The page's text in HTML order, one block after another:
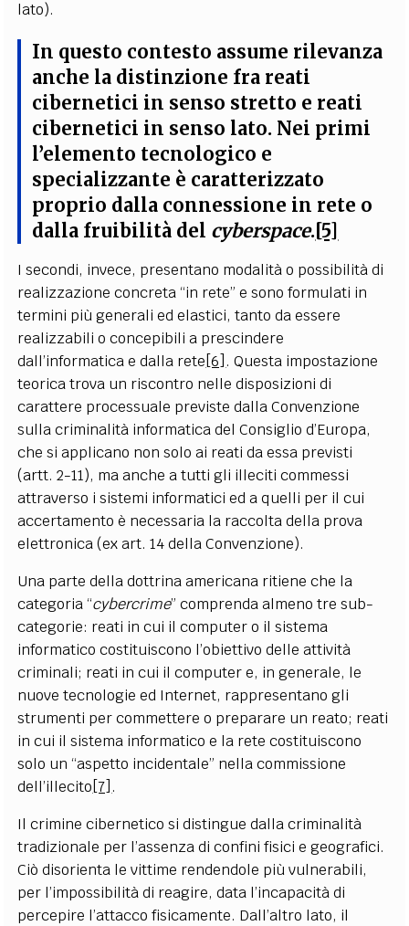
lato).
In questo contesto assume rilevanza
anche la distinzione fra reati
cibernetici in senso stretto e reati
cibernetici in senso lato. Nei primi
l’elemento tecnologico e
specializzante è caratterizzato
proprio dalla connessione in rete o
dalla fruibilità del cyberspace.[5]
I secondi, invece, presentano modalità o possibilità di
realizzazione concreta “in rete” e sono formulati in
termini più generali ed elastici, tanto da essere
realizzabili o concepibili a prescindere
dall’informatica e dalla rete [6] . Questa impostazione
teorica trova un riscontro nelle disposizioni di
carattere processuale previste dalla Convenzione
sulla criminalità informatica del Consiglio d’Europa,
che si applicano non solo ai reati da essa previsti
(artt. 2-11), ma anche a tutti gli illeciti commessi
attraverso i sistemi informatici ed a quelli per il cui
accertamento è necessaria la raccolta della prova
elettronica (ex art. 14 della Convenzione).
Una parte della dottrina americana ritiene che la
categoria “cybercrime” comprenda almeno tre sub-
categorie: reati in cui il computer o il sistema
informatico costituiscono l’obiettivo delle attività
criminali; reati in cui il computer e, in generale, le
nuove tecnologie ed Internet, rappresentano gli
strumenti per commettere o preparare un reato; reati
in cui il sistema informatico e la rete costituiscono
solo un “aspetto incidentale” nella commissione
dell’illecito [7] .
Il crimine cibernetico si distingue dalla criminalità
tradizionale per l’assenza di confini fisici e geografici.
Ciò disorienta le vittime rendendole più vulnerabili,
per l’impossibilità di reagire, data l’incapacità di
percepire l’attacco fisicamente. Dall’altro lato, il